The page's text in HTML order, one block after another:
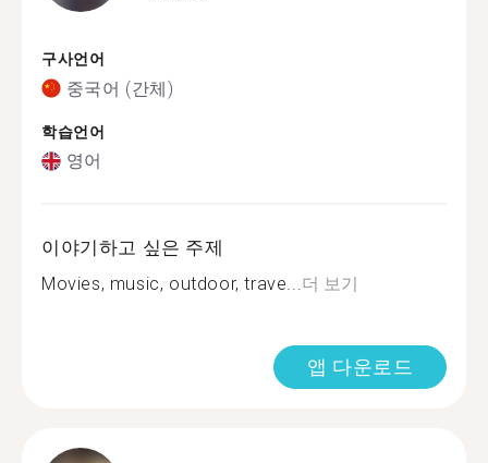
구사언어
중국어 (간체)
학습언어
영어
이야기하고 싶은 주제
Movies, music, outdoor, trave...더 보기
앱 다운로드